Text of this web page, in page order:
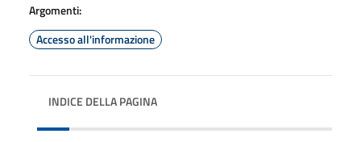
Argomenti:
Accesso all'informazione
INDICE DELLA PAGINA